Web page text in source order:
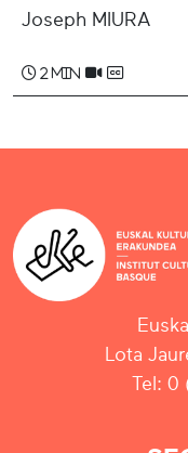
Joseph MIURA
2 min
Lota
Tel: 0